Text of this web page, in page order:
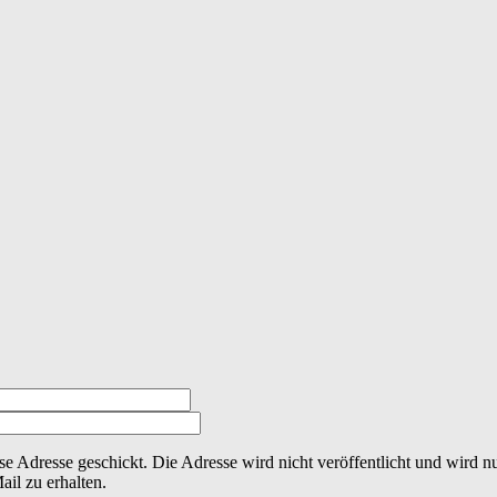
Adresse geschickt. Die Adresse wird nicht veröffentlicht und wird
zu erhalten.